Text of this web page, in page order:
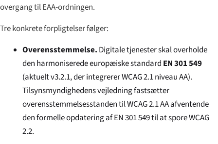
overgang til EAA-ordningen.
Tre konkrete forpligtelser følger:
Overensstemmelse. Digitale tjenester skal overholde
den harmoniserede europæiske standard EN 301 549
(aktuelt v3.2.1, der integrerer WCAG 2.1 niveau AA).
Tilsynsmyndighedens vejledning fastsætter
overensstemmelsesstanden til WCAG 2.1 AA afventende
den formelle opdatering af EN 301 549 til at spore WCAG
2.2.